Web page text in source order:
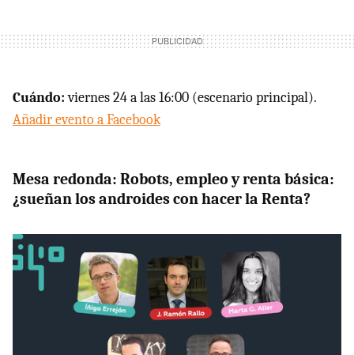
Cuándo:viernes 24 a las 16:00 (escenario principal).
Añadir evento a Facebook
Mesa redonda: Robots, empleo y renta básica:
¿sueñan los androides con hacer la Renta?